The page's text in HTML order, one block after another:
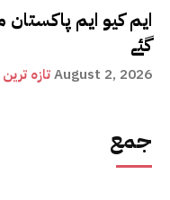
ایم کیو ایم
گئے
تازہ ترینAugust 2, 2026
جمع